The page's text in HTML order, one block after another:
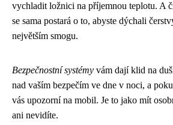
vychladit ložnici na příjemnou teplotu. A
se sama postará o to, abyste dýchali
největším smogu.
Bezpečnostní systémy vám dají klid na
nad vaším bezpečím ve dne v noci, a
vás upozorní na mobil. Je to jako mít
ani nevidíte.